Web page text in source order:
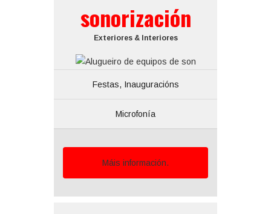
sonorización
Exteriores & Interiores
Festas, Inauguracións
Microfonía
Máis información.